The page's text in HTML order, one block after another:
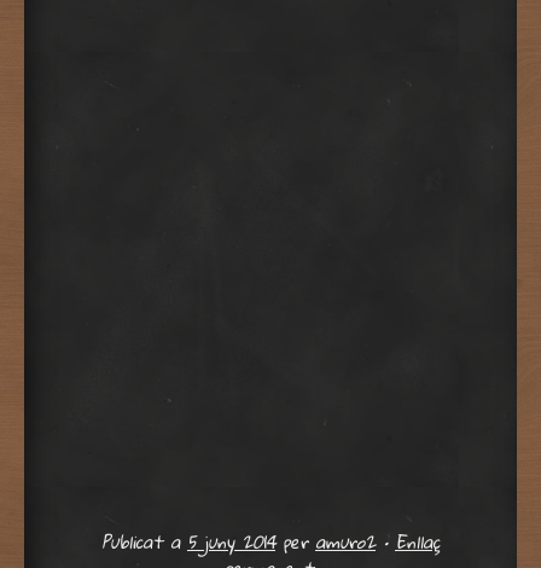
Publicat a5 juny 2014peramuro2 •Enllaç